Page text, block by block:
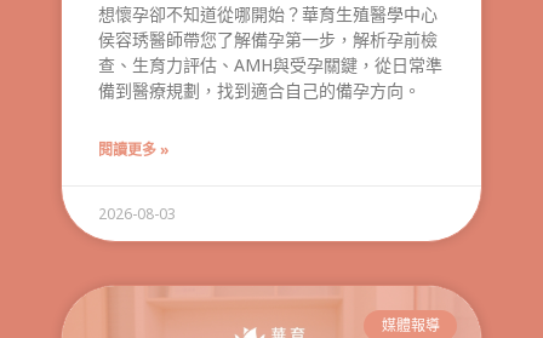
想懷孕卻不知道從哪開始？華育生殖醫學中心
侯容琇醫師帶您了解備孕第一步，解析孕前檢
查、生育力評估、AMH與受孕關鍵，從日常準
備到醫療規劃，找到適合自己的備孕方向。
閱讀更多 »
2026-08-03
媒體報導